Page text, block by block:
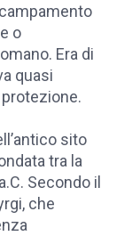
o
Era di
quasi
sito
tra la
Secondo il
che